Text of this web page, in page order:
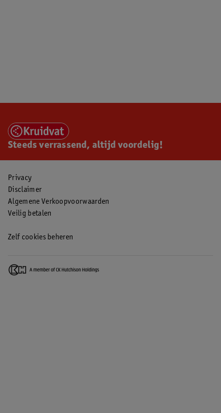
Steeds verrassend, altijd voordelig!
Privacy
Disclaimer
Algemene Verkoopvoorwaarden
Veilig betalen
Zelf cookies beheren